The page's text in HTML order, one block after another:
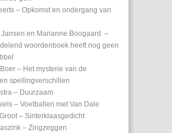
– Opkomst en ondergang van
Jansen en Marianne Boogaard –
woordenboek heeft nog geen
– Het mysterie van de
spellingverschillen
– Duurzaam
– Voetballen met Van Dale
– Sinterklaasgedicht
– Zingzeggen